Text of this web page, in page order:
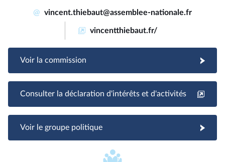
@ vincent.thiebaut@assemblee-nationale.fr
vincentthiebaut.fr/
Voir la commission
Consulter la déclaration d'intérêts et d'activités
Voir le groupe politique